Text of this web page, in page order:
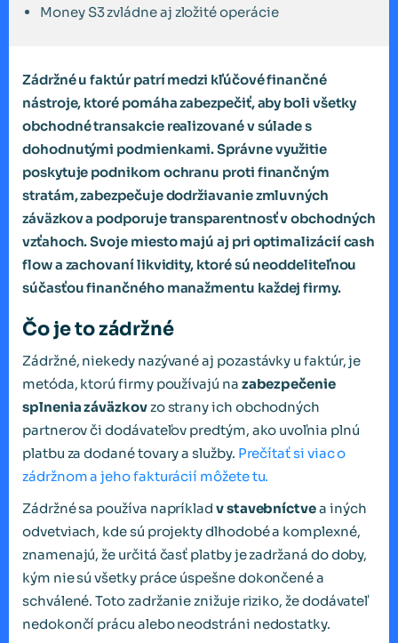
Money S3 zvládne aj zložité operácie
Zádržné u faktúr patrí medzi kľúčové finančné
nástroje, ktoré pomáha zabezpečiť, aby boli všetky
obchodné transakcie realizované v súlade s
dohodnutými podmienkami. Správne využitie
poskytuje podnikom ochranu proti finančným
stratám, zabezpečuje dodržiavanie zmluvných
záväzkov a podporuje transparentnosť v obchodných
vzťahoch. Svoje miesto majú aj pri optimalizácií cash
flow a zachovaní likvidity, ktoré sú neoddeliteľnou
súčasťou finančného manažmentu každej firmy.
Čo je to zádržné
Zádržné, niekedy nazývané aj pozastávky u faktúr, je
metóda, ktorú firmy používajú na zabezpečenie
splnenia záväzkovzo strany ich obchodných
partnerov či dodávateľov predtým, ako uvoľnia plnú
platbu za dodané tovary a služby. Prečítať si viac o
zádržnom a jeho fakturácií môžete tu.
Zádržné sa používa napríklad v stavebníctvea iných
odvetviach, kde sú projekty dlhodobé a komplexné,
znamenajú, že určitá časť platby je zadržaná do doby,
kým nie sú všetky práce úspešne dokončené a
schválené. Toto zadržanie znižuje riziko, že dodávateľ
nedokončí prácu alebo neodstráni nedostatky.